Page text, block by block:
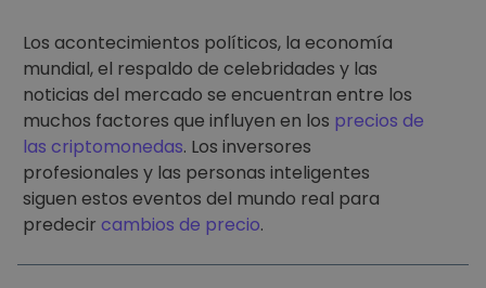
Los acontecimientos políticos, la economía
mundial, el respaldo de celebridades y las
noticias del mercado se encuentran entre los
muchos factores que influyen en los precios de
las criptomonedas. Los inversores
profesionales y las personas inteligentes
siguen estos eventos del mundo real para
predecir cambios de precio.